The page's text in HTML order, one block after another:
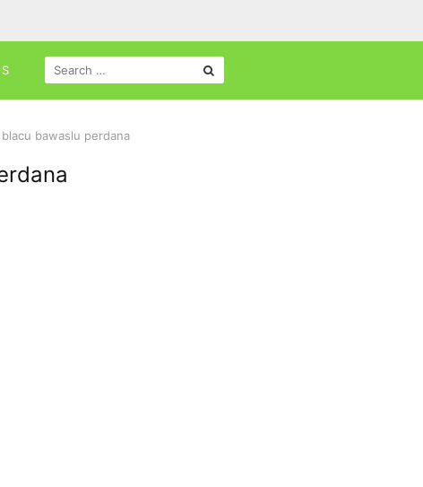
SEARCH
FOR:
bawaslu perdana